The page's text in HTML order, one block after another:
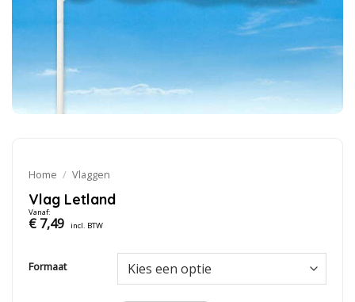
Home / Vlaggen
Vlag Letland
Vanaf:
€7,49 incl. BTW
Formaat